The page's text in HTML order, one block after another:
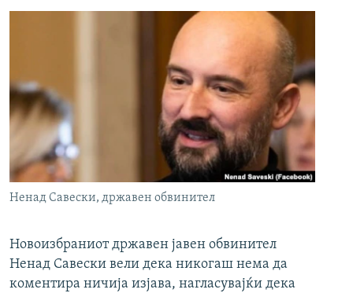
Ненад Савески, државен обвинител
Новоизбраниот државен јавен обвинител
Ненад Савески вели дека никогаш нема да
коментира ничија изјава, нагласувајќи дека